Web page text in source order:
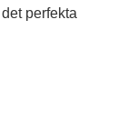
perfekta